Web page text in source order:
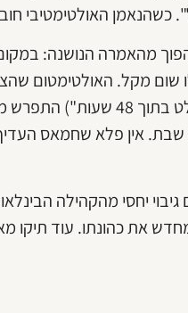
כשהנאמן האולטימטיבי
מהאמרה הנושנה:
מקל. האולטימטום
מדשאת השגריר האמריקני בהרצליה
שבת. אין פלא שחמאס
יחסי מהקהילה
את כהונתו. עוד תיקו